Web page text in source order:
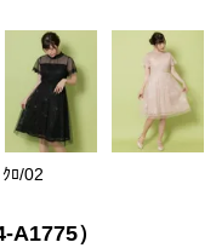
ｸﾛ/02
A1775）